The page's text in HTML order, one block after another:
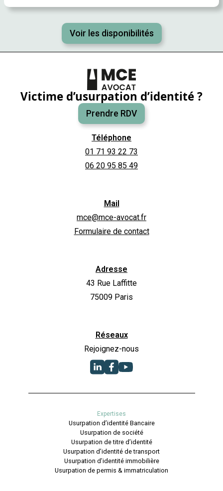
Voir les disponibilités
Victime d’usurpation d’identité ?
Prendre RDV
Téléphone
01 71 93 22 73
06 20 95 85 49
Mail
mce@mce-avocat.fr
Formulaire de contact
Adresse
43 Rue Laffitte
75009 Paris
Réseaux
Rejoignez-nous
Expertises
Usurpation d’identité Bancaire
Usurpation de société
Usurpation de titre d’identité
Usurpation d’identité de transport
Usurpation d’identité immobilière
Usurpation de permis & immatriculation